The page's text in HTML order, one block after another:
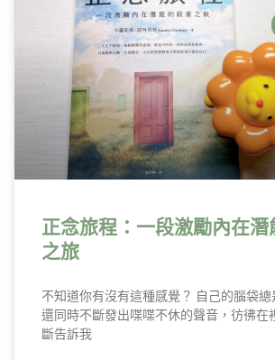
正念旅程：一段激勵內在潛
之旅
不知道你有沒有這種感覺？ 自己的腦袋總
還同時不斷發出喋喋不休的聲音，彷彿在
斷告訴我